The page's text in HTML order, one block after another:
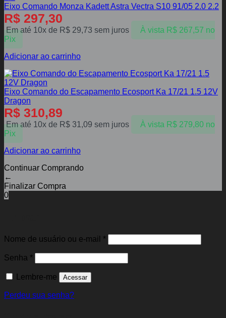
Eixo Comando Monza Kadett Astra Vectra S10 91/05 2.0 2.2
R$ 297,30
Em até 10x de R$ 29,73 sem juros À vista R$267,57 no
Pix
Adicionar ao carrinho
Eixo Comando do Escapamento Ecosport Ka 17/21 1.5 12V
Dragon
R$ 310,89
Em até 10x de R$ 31,09 sem juros À vista R$279,80 no
Pix
Adicionar ao carrinho
Continuar Comprando
←
Finalizar Compra
0
Nome de usuário ou e-mail *Obrigatório
Senha *Obrigatório
Lembre-me Acessar
Perdeu sua senha?